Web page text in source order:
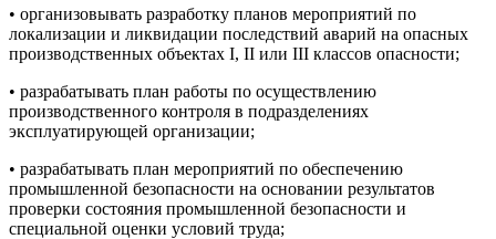
• организовывать разработку планов мероприятий по
локализации и ликвидации последствий аварий на опасных
производственных объектах I, II или III классов опасности;
• разрабатывать план работы по осуществлению
производственного контроля в подразделениях
эксплуатирующей организации;
• разрабатывать план мероприятий по обеспечению
промышленной безопасности на основании результатов
проверки состояния промышленной безопасности и
специальной оценки условий труда;